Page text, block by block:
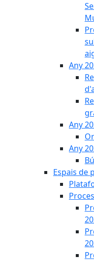
Any
Any
Any
Espais de